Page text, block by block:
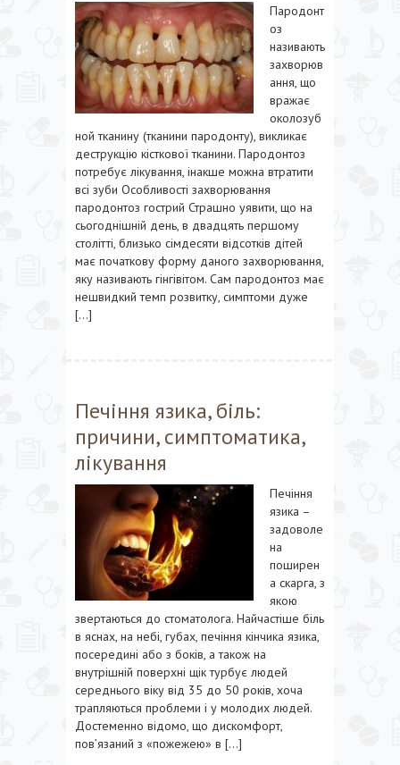
Пародонт
оз
називають
захворюв
ання, що
вражає
околозуб
ной тканину (тканини пародонту), викликає
деструкцію кісткової тканини. Пародонтоз
потребує лікування, інакше можна втратити
всі зуби Особливості захворювання
пародонтоз гострий Страшно уявити, що на
сьогоднішній день, в двадцять першому
столітті, близько сімдесяти відсотків дітей
має початкову форму даного захворювання,
яку називають гінгівітом. Сам пародонтоз має
нешвидкий темп розвитку, симптоми дуже
[…]
Печіння язика, біль:
причини, симптоматика,
лікування
Печіння
язика –
задоволе
на
поширен
а скарга, з
якою
звертаються до стоматолога. Найчастіше біль
в яснах, на небі, губах, печіння кінчика язика,
посередині або з боків, а також на
внутрішній поверхні щік турбує людей
середнього віку від 35 до 50 років, хоча
трапляються проблеми і у молодих людей.
Достеменно відомо, що дискомфорт,
пов’язаний з «пожежею» в […]